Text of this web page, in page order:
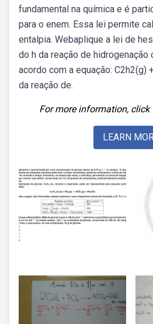
fundamental na química e é
para o enem. Essa lei permite
entalpia. Webaplique a lei de
do h da reação de hidrogenação
acordo com a equação: C2h2(g)
da reação de.
For more information, click
LEARN